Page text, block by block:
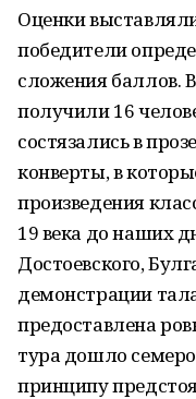
Оценки
победители
сложения баллов.
получили 16
состязались в
конверты, в
произведения
19 века до наших
Достоевского,
демонстрации
предоставлена
тура дошло
принципу